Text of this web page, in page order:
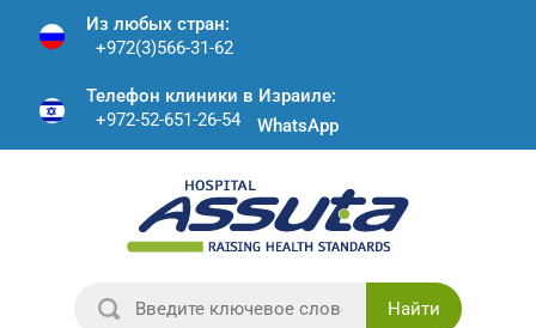
Из любых стран:
+972(3)566-31-62
Телефон клиники в Израиле:
+972-52-651-26-54
WhatsApp
Найти